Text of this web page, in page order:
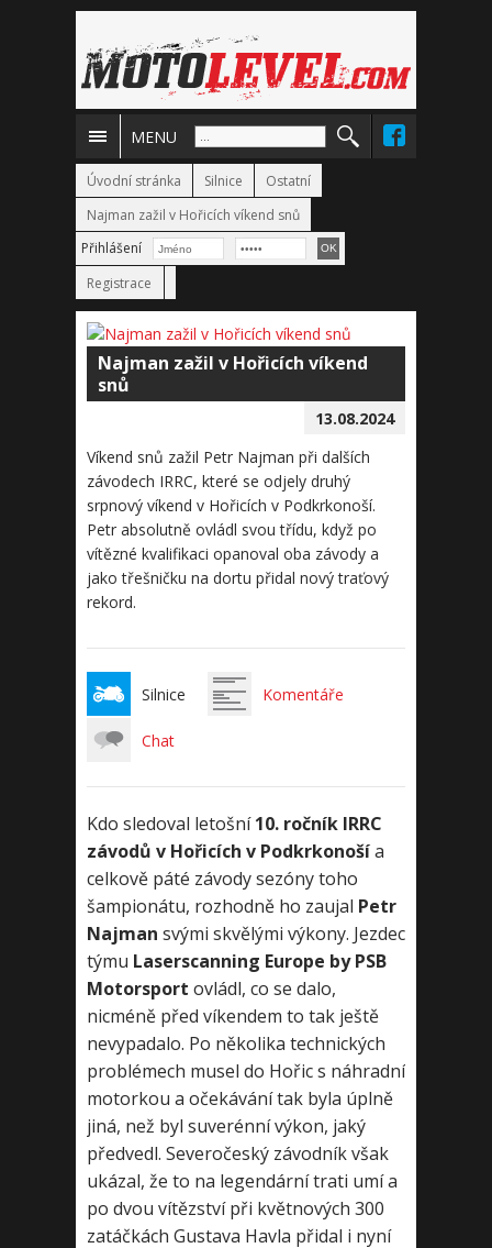
MENU
Úvodní stránka Silnice
Ostatní
Najman zažil v Hořicích víkend snů
Přihlášení
Registrace
Najman zažil v Hořicích víkend
snů
13.08.2024
Víkend snů zažil Petr Najman při dalších
závodech IRRC, které se odjely druhý
srpnový víkend v Hořicích v Podkrkonoší.
Petr absolutně ovládl svou třídu, když po
vítězné kvalifikaci opanoval oba závody a
jako třešničku na dortu přidal nový traťový
rekord.
Silnice Komentáře
Chat
Kdo sledoval letošní10. ročník IRRC
závodů v Hořicích v Podkrkonošía
celkově páté závody sezóny toho
šampionátu, rozhodně ho zaujal Petr
Najman svými skvělými výkony. Jezdec
týmu Laserscanning Europe by PSB
Motorsport ovládl, co se dalo,
nicméně před víkendem to tak ještě
nevypadalo. Po několika technických
problémech musel do Hořic s náhradní
motorkou a očekávání tak byla úplně
jiná, než byl suverénní výkon, jaký
předvedl. Severočeský závodník však
ukázal, že to na legendární trati umí a
po dvou vítězství při květnových 300
zatáčkách Gustava Havla přidal i nyní